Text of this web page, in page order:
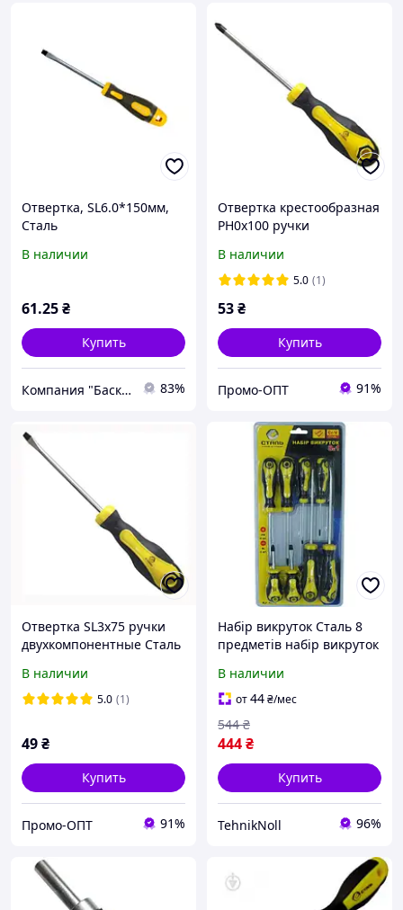
Отвертка, SL6.0*150мм,
Сталь
В наличии
61.25₴
Купить
Компания "Баско". Всё для строительства. Честные цены с 1987 года. 83%
Отвертка крестообразная
PH0x100 ручки
49024
В наличии
5.0 (1)
53₴
Купить
Промо-ОПТ 91%
Отвертка SL3x75 ручки
двухкомпонентные Сталь
В наличии
5.0 (1)
49₴
Купить
Промо-ОПТ 91%
Набір викруток Сталь 8
предметів набір викруток
(49040)
В наличии
от44₴/мес
444₴
544 ₴
Купить
TehnikNoll 96%